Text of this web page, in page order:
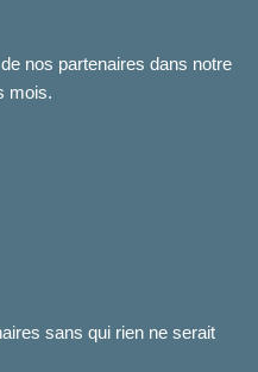
nos partenaires dans notre
mois.
sans qui rien ne serait